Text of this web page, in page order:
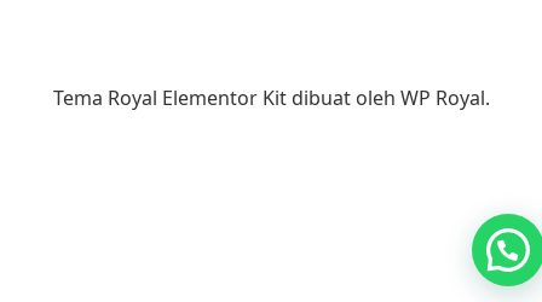
Tema Royal Elementor Kit dibuat oleh WP Royal.